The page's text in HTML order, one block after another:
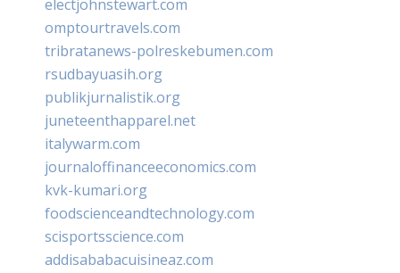
electjohnstewart.com
omptourtravels.com
tribratanews-polreskebumen.com
rsudbayuasih.org
publikjurnalistik.org
juneteenthapparel.net
italywarm.com
journaloffinanceeconomics.com
kvk-kumari.org
foodscienceandtechnology.com
scisportsscience.com
addisababacuisineaz.com